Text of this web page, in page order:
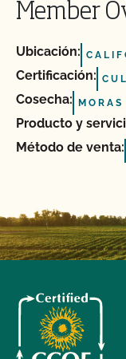
Member
Ubicación:
Certificación:
Cosecha: MORAS
Producto y
Método de venta: